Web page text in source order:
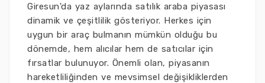
Giresun'da yaz aylarında satılık araba piyasası
dinamik ve çeşitlilik gösteriyor. Herkes için
uygun bir araç bulmanın mümkün olduğu bu
dönemde, hem alıcılar hem de satıcılar için
fırsatlar bulunuyor. Önemli olan, piyasanın
hareketliliğinden ve mevsimsel değişikliklerden